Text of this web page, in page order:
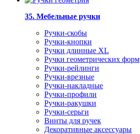
35. Мебельные ручки
Ручки-скобы
Ручки-кнопки
Ручки длинные XL
Ручки геометрических форм
Ручки-рейлинги
Ручки-врезные
Ручки-накладные
Ручки-профили
Ручки-ракушки
Ручки-серьги
Винты для ручек
Декоративные аксессуары